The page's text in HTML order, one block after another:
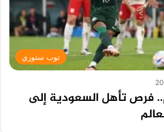
توب ستوري
فرص تأهل السعودية إلى